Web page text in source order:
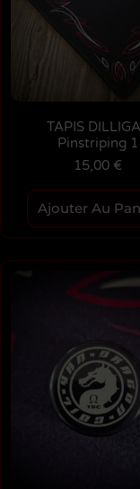
TAPIS
Pinstriping 1
15,00 €
Ajouter Au